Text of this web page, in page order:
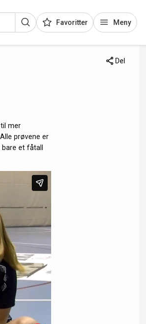
Favoritter Meny
Del
mer
prøvene er
et fåtall